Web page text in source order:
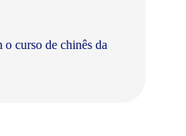
o curso de chinês da